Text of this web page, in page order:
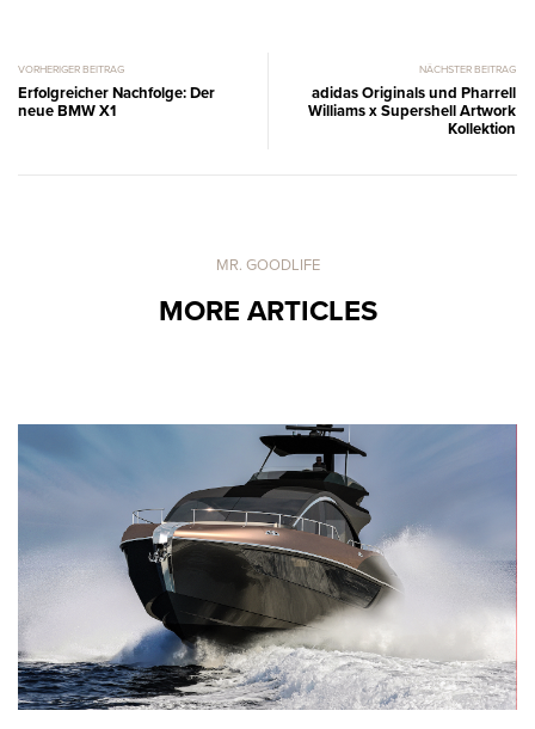
VORHERIGER BEITRAG
Erfolgreicher Nachfolge: Der
neue BMW X1
NÄCHSTER BEITRAG
adidas Originals und Pharrell
Williams x Supershell Artwork
Kollektion
MR. GOODLIFE
MORE ARTICLES